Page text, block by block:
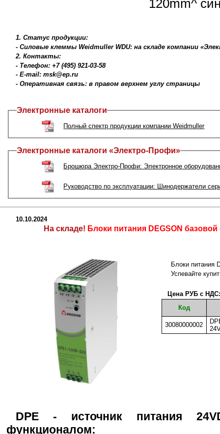
1. Статус продукции:
- Cиловые клеммы Weidmuller WDU: на складе компании
2. Контакты:
- Телефон: +7 (495) 921-03-58
- E-mail: msk@ep.ru
- Оперативная связь: в правом верхнем углу страницы
Электронные каталоги
Полный спектр продукции компании Weidmuller
Электронные каталоги «Электро-Профи»
Брошюра Электро-Профи: Электронное
Руководство по эксплуатации: Шинодержатели
10.10.2024
На складе! Блоки питания DEGSON
Блоки питания
Успевайте
Цена РУБ с
Код
30080000002
DPE - источник питания
функционалом: